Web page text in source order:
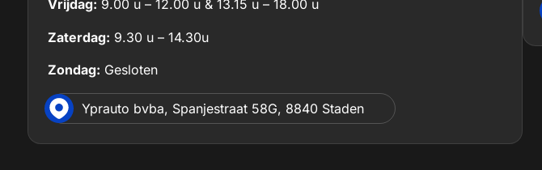
Vrijdag: 9.00 u – 12.00 u & 13.15 u – 18.00 u
Zaterdag: 9.30 u – 14.30u
Zondag: Gesloten
Yprauto bvba, Spanjestraat 58G, 8840 Staden